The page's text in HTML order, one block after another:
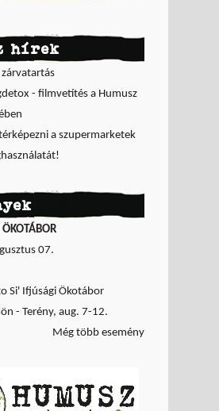
hírek
zárvatartás
- filmvetítés a Humusz
a szupermarketek
ÖKOTÁBOR
07.
Si' Ifjúsági Ökotábor
- Terény, aug. 7-12.
Még több esemény